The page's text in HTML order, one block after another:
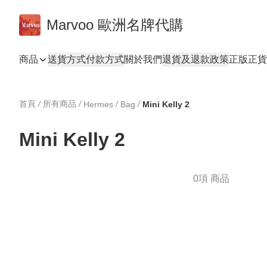
Marvoo 歐洲名牌代購
商品 送貨方式付款方式關於我們退貨及退款政策正版正
首頁 / 所有商品 / Hermes / Bag / Mini Kelly 2
Mini Kelly 2
0項 商品